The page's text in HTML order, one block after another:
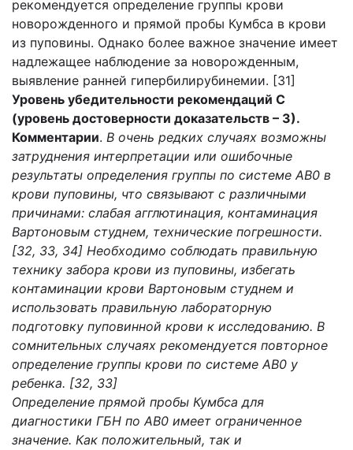
рекомендуется определение группы крови
новорожденного и прямой пробы Кумбса в крови
из пуповины. Однако более важное значение имеет
надлежащее наблюдение за новорожденным,
выявление ранней гипербилирубинемии. [31]
Уровень убедительности рекомендаций С
(уровень достоверности доказательств – 3).
Комментарии. В очень редких случаях возможны
затруднения интерпретации или ошибочные
результаты определения группы по системе АВ0 в
крови пуповины, что связывают с различными
причинами: слабая агглютинация, контаминация
Вартоновым студнем, технические погрешности.
[32, 33, 34] Необходимо соблюдать правильную
технику забора крови из пуповины, избегать
контаминации крови Вартоновым студнем и
использовать правильную лабораторную
подготовку пуповинной крови к исследованию. В
сомнительных случаях рекомендуется повторное
определение группы крови по системе АВ0 у
ребенка. [32, 33]
Определение прямой пробы Кумбса для
диагностики ГБН по АВ0 имеет ограниченное
значение. Как положительный, так и